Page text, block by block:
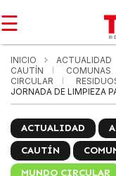
☰
INICIO ACTUALIDAD
CAUTÍN
COMUNAS
CIRCULAR
JORNADA DE LIMPIEZA
ACTUALIDAD
CAUTÍN
MUNDO CIRCULAR